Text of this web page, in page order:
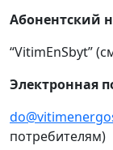
Абонентский
“VitimEnSbyt”
Электронная
потребителям)